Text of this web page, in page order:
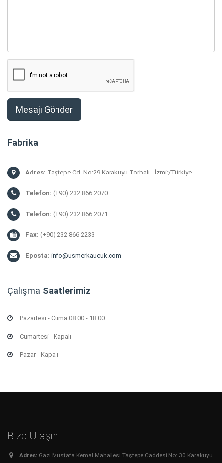
Fabrika
Adres: Taştepe Cd. No:29 Karakuyu Torbalı - İzmir/Türkiye
Telefon: (+90) 232 866 2070
Telefon: (+90) 232 866 2071
Fax: (+90) 232 866 2233
Eposta: info@usmerkaucuk.com
Çalışma Saatlerimiz
Pazartesi - Cuma 08:00 - 18:00
Cumartesi - Kapalı
Pazar - Kapalı
Bize Ulaşın
Adres: Gazi Mustafa Kemal Mahallesi Taştepe Caddesi No: 30 Karakuyu